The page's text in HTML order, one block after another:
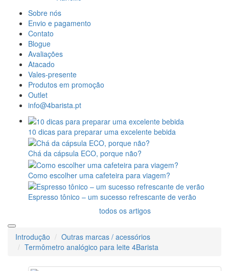
Sobre nós
Envio e pagamento
Contato
Blogue
Avaliações
Atacado
Vales-presente
Produtos em promoção
Outlet
info@4barista.pt
10 dicas para preparar uma excelente bebida
Chá da cápsula ECO, porque não?
Como escolher uma cafeteira para viagem?
Espresso tônico – um sucesso refrescante de verão
todos os artigos
Introdução
Outras marcas / acessórios
Termômetro analógico para leite 4Barista